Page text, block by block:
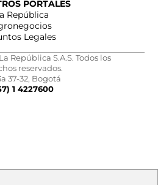
PORTALES
República
Legales
República S.A.S. Todos los
reservados.
37-32, Bogotá
1 4227600